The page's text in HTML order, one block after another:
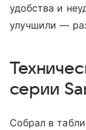
удобства и
улучшили —
серии
Собрал в